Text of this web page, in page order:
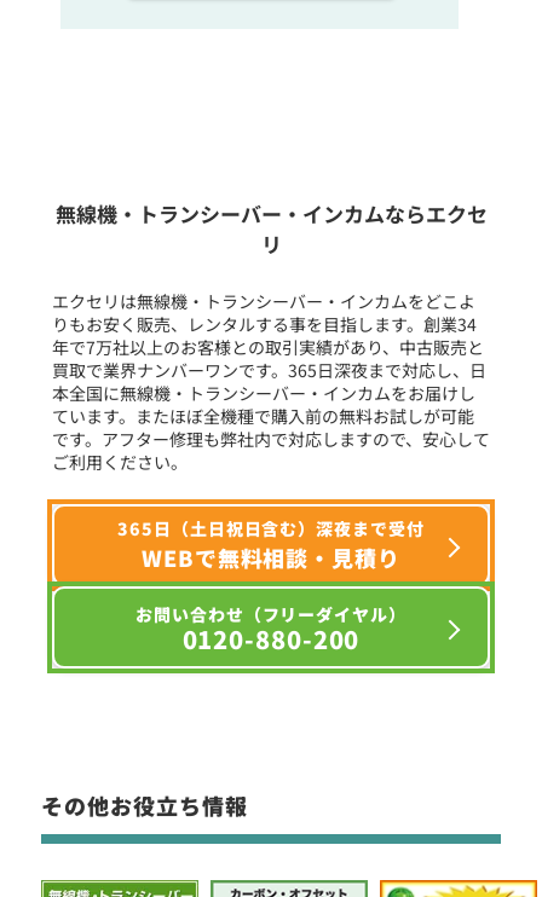
フリーワード入力(製品名等)
選択条件をリセット
無線機・トランシーバー・インカムならエクセ
リ
エクセリは無線機・トランシーバー・インカムをどこよ
りもお安く販売、レンタルする事を目指します。創業34
年で7万社以上のお客様との取引実績があり、中古販売と
買取で業界ナンバーワンです。365日深夜まで対応し、日
本全国に無線機・トランシーバー・インカムをお届けし
ています。またほぼ全機種で購入前の無料お試しが可能
です。アフター修理も弊社内で対応しますので、安心して
ご利用ください。
365日（土日祝日含む）深夜まで受付
WEBで無料相談・見積り
お問い合わせ（フリーダイヤル）
0120-880-200
その他お役立ち情報